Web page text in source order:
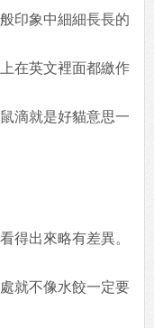
印象中細細長長的
在英文裡面都繳作
滴就是好貓意思一
得出來略有差異。
就不像水餃一定要